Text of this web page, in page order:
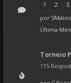
1
2
3
por SMatos
Última
Torneio
115